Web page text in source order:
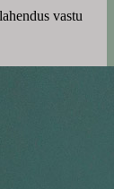
vastu